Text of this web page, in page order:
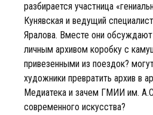
разбирается участница
Кунявская и ведущий
Яралова. Вместе они
личным архивом коробку с
привезенными из поездок?
художники превратить архив в
Медиатека и зачем ГМИИ им.
современного искусства?